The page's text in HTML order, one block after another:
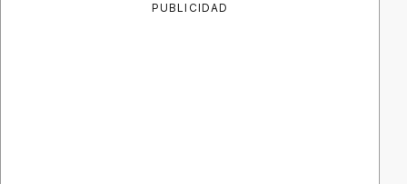
PUBLICIDAD